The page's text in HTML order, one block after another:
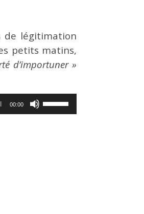
de légitimation
petits matins,
d’importuner »
00:00
Utilisez
les